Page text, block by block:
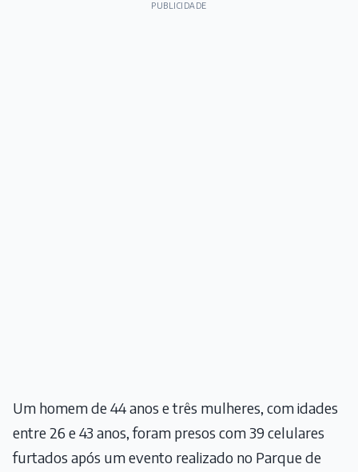
PUBLICIDADE
Um homem de 44 anos e três mulheres, com idades
entre 26 e 43 anos, foram presos com 39 celulares
furtados após um evento realizado no Parque de